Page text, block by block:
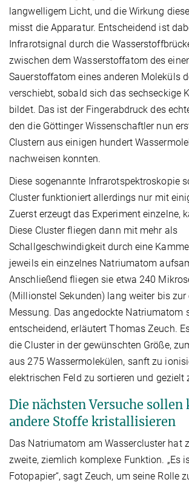
langwelligem Licht, und die Wirkung
misst die Apparatur. Entscheidend ist
Infrarotsignal durch die
zwischen dem Wasserstoffatom des
Sauerstoffatom eines anderen Moleküls
verschiebt, sobald sich das sechseckige
bildet. Das ist der Fingerabdruck des
den die Göttinger Wissenschaftler nun
Clustern aus einigen hundert
nachweisen konnten.
Diese sogenannte Infrarotspektroskopie
Cluster funktioniert allerdings nur mit
Zuerst erzeugt das Experiment einzelne,
Diese Cluster fliegen dann mit mehr als
Schallgeschwindigkeit durch eine
jeweils ein einzelnes Natriumatom
Anschließend fliegen sie etwa 240
(Millionstel Sekunden) lang weiter bis zur
Messung. Das angedockte Natriumatom
entscheidend, erläutert Thomas Zeuch.
die Cluster in der gewünschten Größe,
aus 275 Wassermolekülen, sanft zu
elektrischen Feld zu sortieren und gezielt
Die nächsten Versuche
andere Stoffe kristallisieren
Das Natriumatom am Wassercluster hat
zweite, ziemlich komplexe Funktion. „Es
Fotopapier“, sagt Zeuch, um seine Rolle